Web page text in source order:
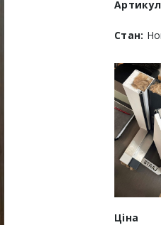
Артикул
Стан:
Ціна